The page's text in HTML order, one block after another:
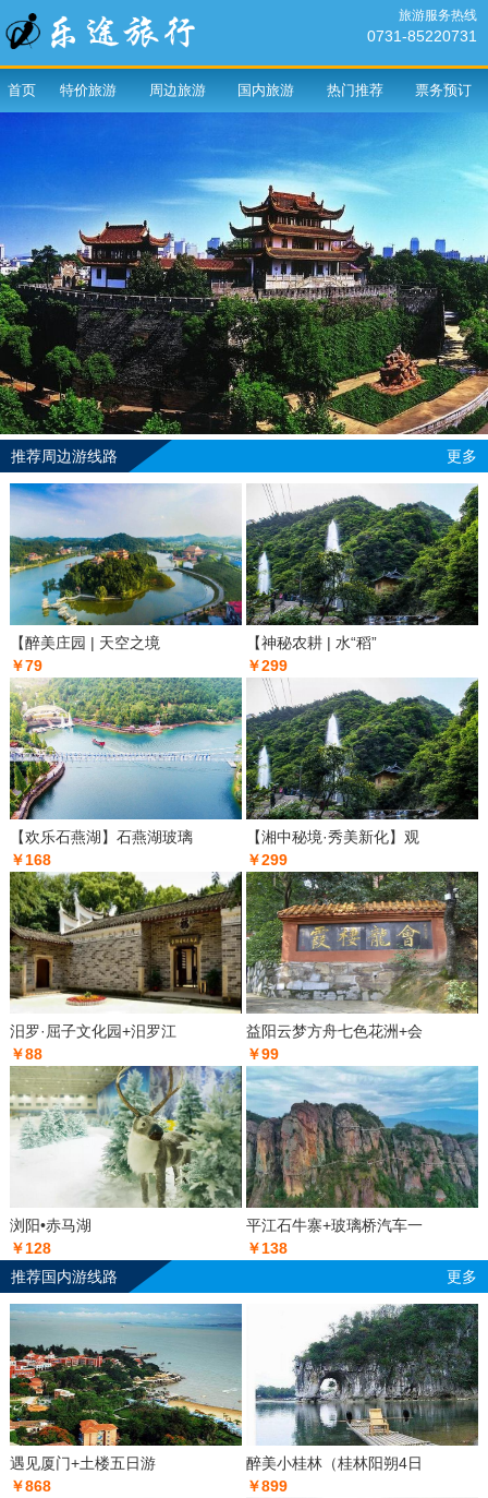
旅游服务热线
0731-85220731
首页 特价旅游 周边旅游 国内旅游 热门推荐 票务预订
推荐周边游线路 更多
【醉美庄园 | 天空之境
￥79
【神秘农耕 | 水“稻”
￥299
【欢乐石燕湖】石燕湖玻璃
￥168
【湘中秘境·秀美新化】观
￥299
汨罗·屈子文化园+汨罗江
￥88
益阳云梦方舟七色花洲+会
￥99
浏阳•赤马湖
￥128
平江石牛寨+玻璃桥汽车一
￥138
推荐国内游线路
更多
遇见厦门+土楼五日游
￥868
醉美小桂林（桂林阳朔4日
￥899